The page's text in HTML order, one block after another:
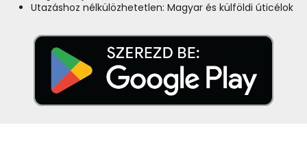
Utazáshoz nélkülözhetetlen: Magyar és külföldi úticélok